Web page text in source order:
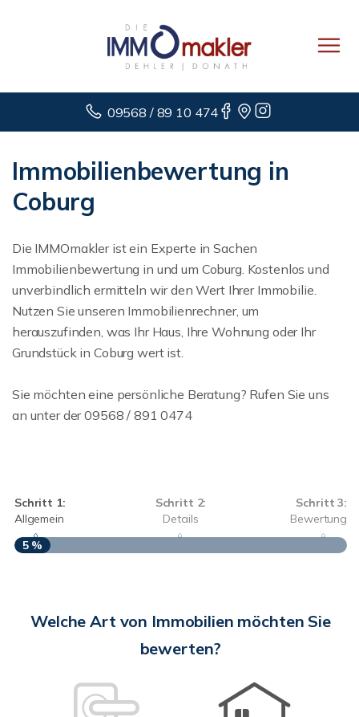
09568 / 89 10 474
Immobilienbewertung in
Coburg
Die IMMOmakler ist ein Experte in Sachen
Immobilienbewertung in und um Coburg. Kostenlos und
unverbindlich ermitteln wir den Wert Ihrer Immobilie.
Nutzen Sie unseren Immobilienrechner, um
herauszufinden, was Ihr Haus, Ihre Wohnung oder Ihr
Grundstück in Coburg wert ist.
Sie möchten eine persönliche Beratung? Rufen Sie uns
an unter der 09568 / 891 0474
Schritt 1:
Allgemein
Schritt 2:
Details
Schritt 3:
Bewertung
5 %
Welche Art von Immobilien möchten Sie
bewerten?